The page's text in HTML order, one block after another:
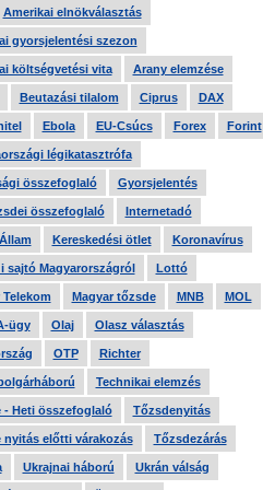
Amerikai elnökválasztás
gyorsjelentési szezon
költségvetési vita Arany elemzése
Beutazási tilalom Ciprus DAX
Ebola EU-Csúcs Forex Forint
légikatasztrófa
összefoglaló Gyorsjelentés
összefoglaló Internetadó
Kereskedési ötlet Koronavírus
sajtó Magyarországról Lottó
Telekom Magyar tőzsde MNB MOL
ügy Olaj Olasz választás
OTP Richter
Technikai elemzés
- Heti összefoglaló Tőzsdenyitás
nyitás előtti várakozás Tőzsdezárás
Ukrajnai háború Ukrán válság